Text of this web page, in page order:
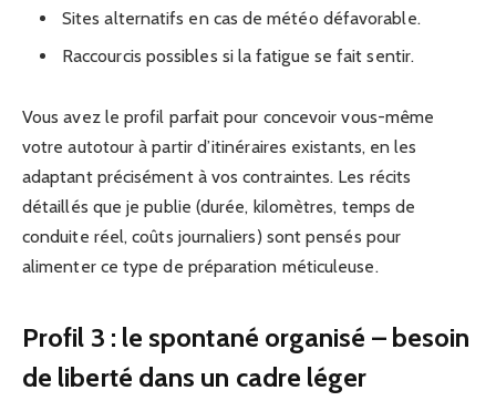
Sites alternatifs en cas de météo défavorable.
Raccourcis possibles si la fatigue se fait sentir.
Vous avez le profil parfait pour concevoir vous-même
votre autotour à partir d’itinéraires existants, en les
adaptant précisément à vos contraintes. Les récits
détaillés que je publie (durée, kilomètres, temps de
conduite réel, coûts journaliers) sont pensés pour
alimenter ce type de préparation méticuleuse.
Profil 3 : le spontané organisé – besoin
de liberté dans un cadre léger